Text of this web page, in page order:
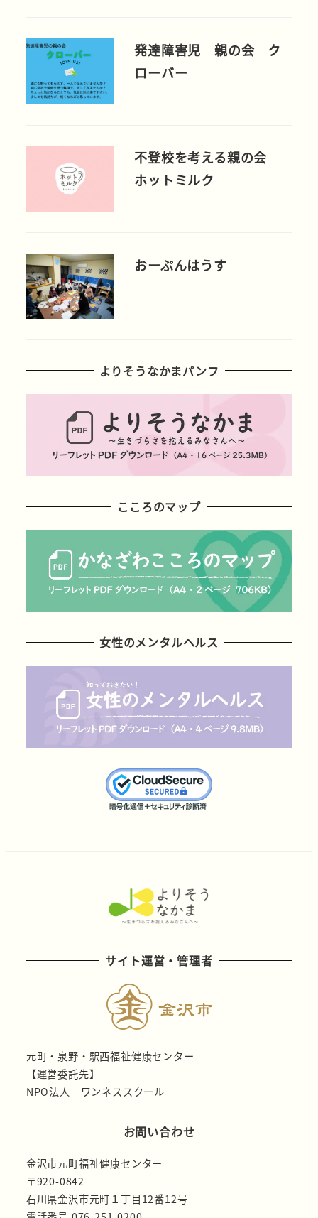
発達障害児 親の会 ク
ローバー
不登校を考える親の会
ホットミルク
おーぷんはうす
よりそうなかまパンフ
こころのマップ
女性のメンタルヘルス
サイト運営・管理者
元町・泉野・駅西福祉健康センター
【運営委託先】
NPO法人 ワンネススクール
お問い合わせ
金沢市元町福祉健康センター
〒920-0842
石川県金沢市元町１丁目12番12号